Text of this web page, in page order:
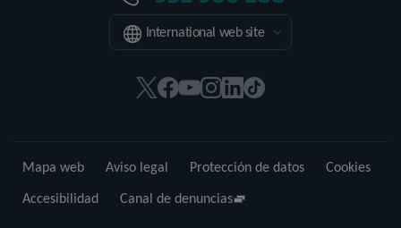
International web site
Este
en
una
Este
en
una
Este
en
una
Este
en
una
Este
en
una
Enlace
externa.
Mapa web Aviso legal Protección de datos
Cookies
Accesibilidad
Canal de denuncias